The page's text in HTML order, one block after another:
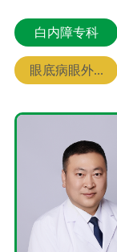
白内障专科
眼底病眼外...